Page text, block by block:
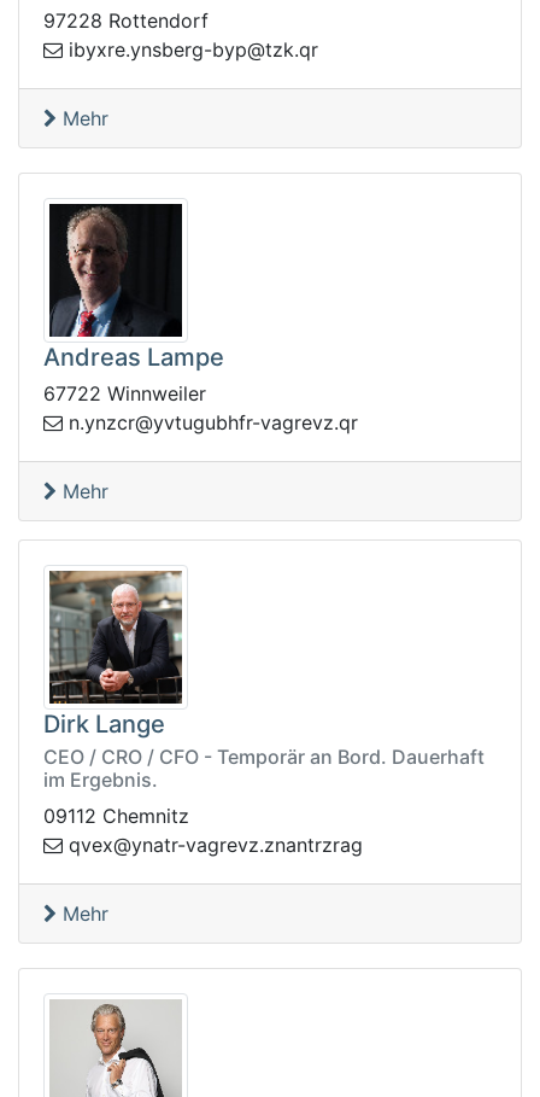
97228 Rottendorf
rq.kz
t@pyb-grebsny.erxybi
Mehr
Andreas Lampe
67722 Winnweiler
rq.zvergav-rfhbugutv
y@rczny.n
Mehr
Dirk Lange
CEO / CRO / CFO - Temporär an Bord. Dauerhaft
im Ergebnis.
09112 Chemnitz
garzrtnanz.zve
rgav-rtany@xevq
Mehr